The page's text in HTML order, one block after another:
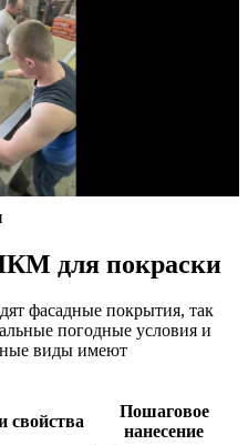
для покраски
фасадные покрытия, так
погодные условия и
виды имеют
свойства
Пошаговое
нанесение